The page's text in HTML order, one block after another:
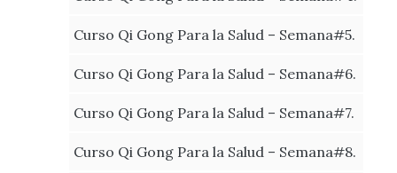
Curso Qi Gong Para la Salud – Semana#5.
Curso Qi Gong Para la Salud – Semana#6.
Curso Qi Gong Para la Salud – Semana#7.
Curso Qi Gong Para la Salud – Semana#8.